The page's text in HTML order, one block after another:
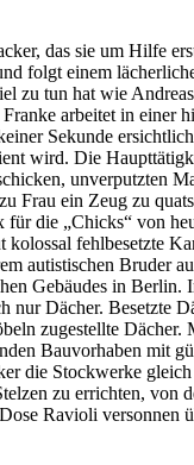
das sie um Hilfe
folgt einem
zu tun hat wie
arbeitet in einer
Sekunde
wird. Die
unverputzten
Frau ein Zeug zu
für die „Chicks“ von
kolossal fehlbesetzte
autistischen Bruder
Gebäudes in Berlin.
nur Dächer. Besetzte
zugestellte Dächer.
Bauvorhaben mit
die Stockwerke gleich
zu errichten, von
Ravioli versonnen